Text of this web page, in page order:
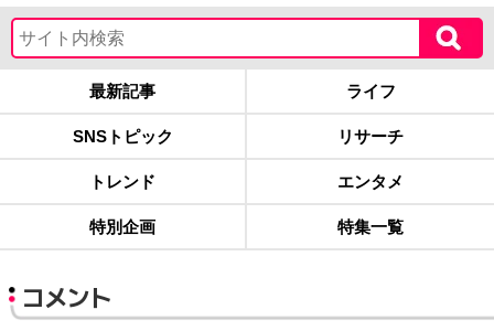
最新記事 ライフ
SNSトピック リサーチ
トレンド エンタメ
特別企画 特集一覧
コメント